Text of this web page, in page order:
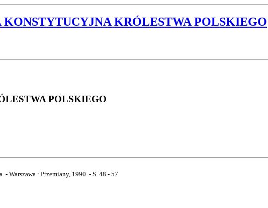
KONSTYTUCYJNA KRÓLESTWA POLSKIEGO
POLSKIEGO
Warszawa : Przemiany, 1990. - S. 48 - 57